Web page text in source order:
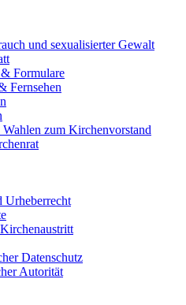
und sexualisierter Gewalt
Formulare
Fernsehen
Wahlen zum Kirchenvorstand
Urheberrecht
Datenschutz
Autorität